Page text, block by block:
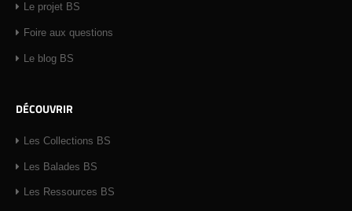
Le projet BS
Foire aux questions
Le blog BS
DÉCOUVRIR
Les Collections BS
Les Balades BS
Les Ressources BS